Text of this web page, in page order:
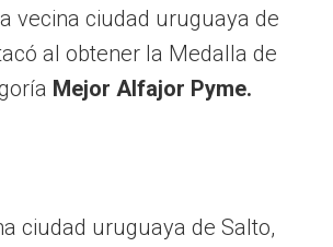
vecina ciudad uruguaya de
al obtener la Medalla de
Mejor Alfajor Pyme.
ciudad uruguaya de Salto,